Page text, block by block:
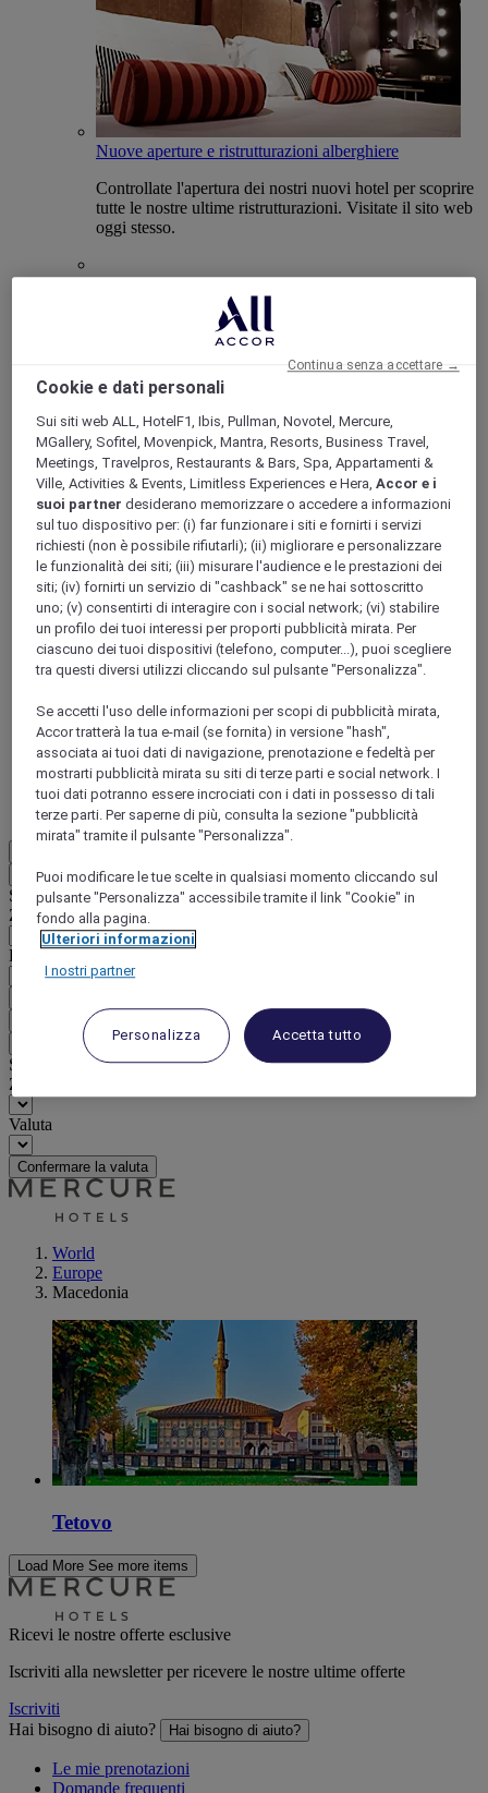
Nuove aperture e ristrutturazioni alberghiere
Controllate l'apertura dei nostri nuovi hotel per scoprire
tutte le nostre ultime ristrutturazioni. Visitate il sito web
oggi stesso.
Indietro
Abbonamenti ALL Accor+
ALL Accor+ Voyager
15% di sconto tutto l'annosui tuoi soggiorni in +30
marchi
ISCRIVITI SUBITO
Più
Indietro
Selezionare il Paese e la lingua qui di seguito
Zona geografica
Paese/Regione - Lingua
Selezionare la valuta qui di seguito
Zona geografica
Valuta
Confermare la valuta
World
Europe
Macedonia
Tetovo
Load More See more items
Ricevi le nostre offerte esclusive
Iscriviti alla newsletter per ricevere le nostre ultime offerte
Iscriviti
Hai bisogno di aiuto?
Hai bisogno di aiuto?
Le mie prenotazioni
Domande frequenti
Cookie e dati personali
Sui siti web ALL, HotelF1, Ibis, Pullman, Novotel, Mercure,
MGallery, Sofitel, Movenpick, Mantra, Resorts, Business Travel,
Meetings, Travelpros, Restaurants & Bars, Spa, Appartamenti &
Ville, Activities & Events, Limitless Experiences e Hera,Accor e i
suoi partner desiderano memorizzare o accedere a informazioni
sul tuo dispositivo per: (i) far funzionare i siti e fornirti i servizi
richiesti (non è possibile rifiutarli); (ii) migliorare e personalizzare
le funzionalità dei siti; (iii) misurare l'audience e le prestazioni dei
siti; (iv) fornirti un servizio di "cashback" se ne hai sottoscritto
uno; (v) consentirti di interagire con i social network; (vi) stabilire
un profilo dei tuoi interessi per proporti pubblicità mirata. Per
ciascuno dei tuoi dispositivi (telefono, computer...), puoi scegliere
tra questi diversi utilizzi cliccando sul pulsante "Personalizza".
Se accetti l'uso delle informazioni per scopi di pubblicità mirata,
Accor tratterà la tua e-mail (se fornita) in versione "hash",
associata ai tuoi dati di navigazione, prenotazione e fedeltà per
mostrarti pubblicità mirata su siti di terze parti e social network. I
tuoi dati potranno essere incrociati con i dati in possesso di tali
terze parti. Per saperne di più, consulta la sezione "pubblicità
mirata" tramite il pulsante "Personalizza".
Puoi modificare le tue scelte in qualsiasi momento cliccando sul
pulsante "Personalizza" accessibile tramite il link "Cookie" in
fondo alla pagina.
Ulteriori informazioni
I nostri partner
Personalizza Accetta tutto
Continua senza accettare →